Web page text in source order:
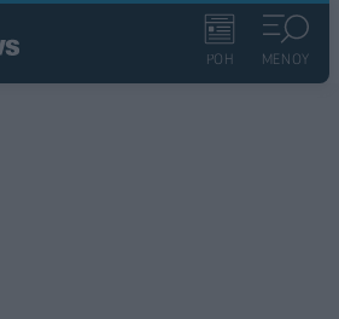
ΡΟΗ ΜΕΝΟΥ